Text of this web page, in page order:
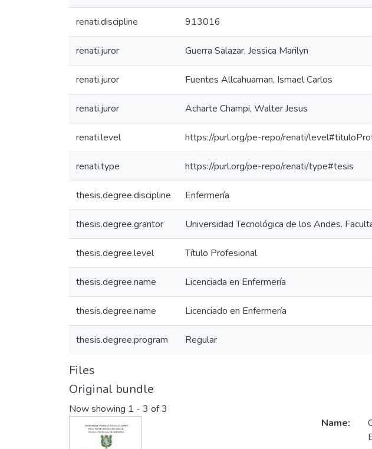
renati.discipline 913016
renati.juror Guerra Salazar, Jessica Marilyn
renati.juror Fuentes Allcahuaman, Ismael Carlos
renati.juror Acharte Champi, Walter Jesus
renati.level https://purl.org/pe-repo/renati/
renati.type https://purl.org/pe-repo/renati/type#tesis
thesis.degree.discipline Enfermería
thesis.degree.grantor Universidad Tecnológica de los Andes.
thesis.degree.level Título Profesional
thesis.degree.name Licenciada en Enfermería
thesis.degree.name Licenciado en Enfermería
thesis.degree.program Regular
Files
Original bundle
Now showing 1 - 3 of 3
Name: